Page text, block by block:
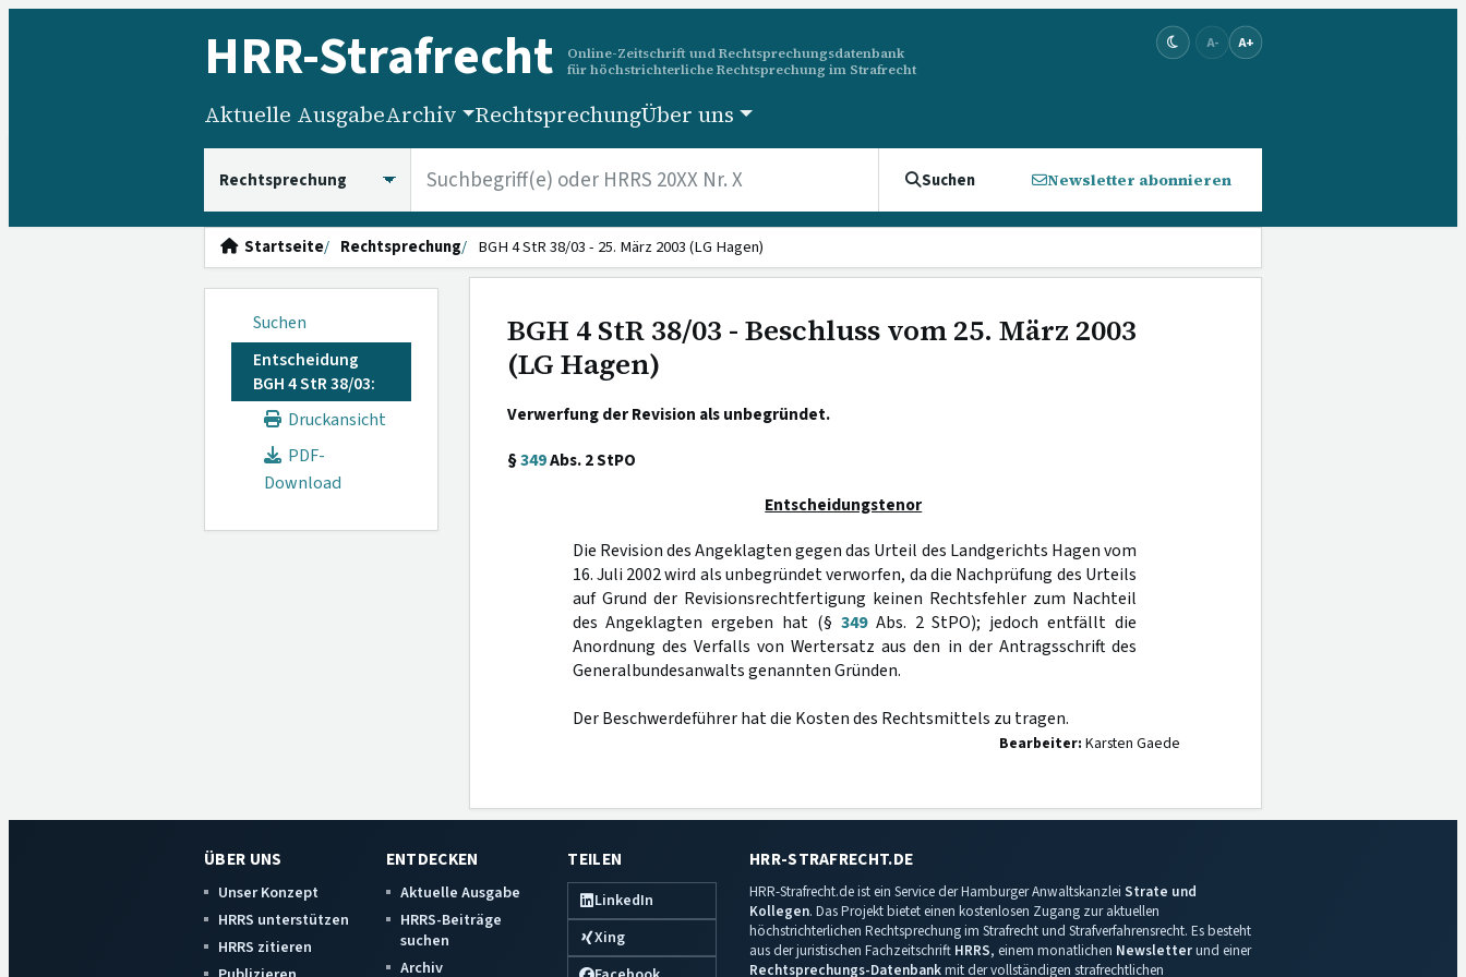
HRR-Strafrecht
Online-Zeitschrift und Rechtsprechungsdatenbank
für höchstrichterliche Rechtsprechung im Strafrecht
A- A+
Aktuelle AusgabeArchiv RechtsprechungÜber uns
Suchen Newsletter abonnieren
Startseite Rechtsprechung BGH 4 StR 38/03 - 25. März 2003 (LG Hagen)
Suchen
Entscheidung
BGH 4 StR 38/03:
Druckansicht
PDF-
Download
BGH 4 StR 38/03 - Beschluss vom 25. März 2003
(LG Hagen)
Verwerfung der Revision als unbegründet.
§349Abs. 2 StPO
Entscheidungstenor
Die Revision des Angeklagten gegen das Urteil des Landgerichts Hagen vom
16. Juli 2002 wird als unbegründet verworfen, da die Nachprüfung des Urteils
auf Grund der Revisionsrechtfertigung keinen Rechtsfehler zum Nachteil
des Angeklagten ergeben hat (§ 349Abs. 2 StPO); jedoch entfällt die
Anordnung des Verfalls von Wertersatz aus den in der Antragsschrift des
Generalbundesanwalts genannten Gründen.
Der Beschwerdeführer hat die Kosten des Rechtsmittels zu tragen.
Bearbeiter: Karsten Gaede
ÜBER UNS
Unser Konzept
HRRS unterstützen
HRRS zitieren
ENTDECKEN
Aktuelle Ausgabe
HRRS-Beiträge
suchen
Archiv
TEILEN
LinkedIn
Xing
HRR-STRAFRECHT.DE
HRR-Strafrecht.de ist ein Service der Hamburger Anwaltskanzlei Strate und
Kollegen. Das Projekt bietet einen kostenlosen Zugang zur aktuellen
höchstrichterlichen Rechtsprechung im Strafrecht und Strafverfahrensrecht. Es besteht
aus der juristischen Fachzeitschrift HRRS, einem monatlichen Newsletterund einer
Rechtsprechungs-Datenbankmit der vollständigen strafrechtlichen